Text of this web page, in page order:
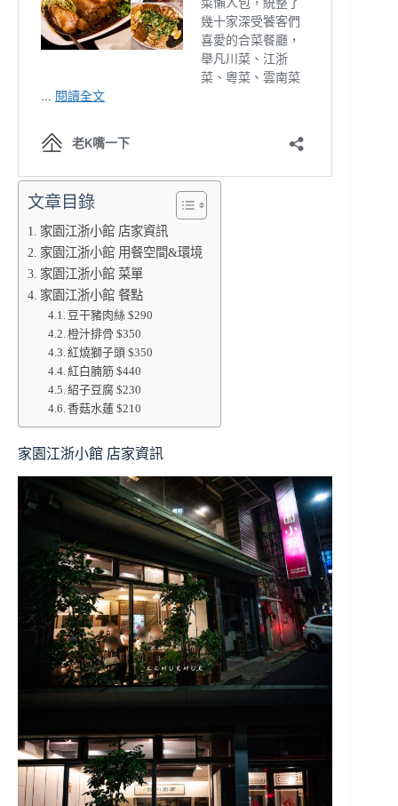
文章目錄
家園江浙小館 店家資訊
家園江浙小館 用餐空間&環境
家園江浙小館 菜單
家園江浙小館 餐點
豆干豬肉絲 $290
橙汁排骨 $350
紅燒獅子頭 $350
紅白腩筋 $440
紹子豆腐 $230
香菇水蓮 $210
家園江浙小館 店家資訊